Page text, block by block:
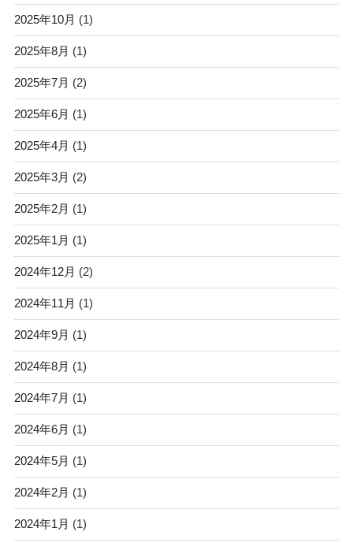
2025年10月 (1)
2025年8月 (1)
2025年7月 (2)
2025年6月 (1)
2025年4月 (1)
2025年3月 (2)
2025年2月 (1)
2025年1月 (1)
2024年12月 (2)
2024年11月 (1)
2024年9月 (1)
2024年8月 (1)
2024年7月 (1)
2024年6月 (1)
2024年5月 (1)
2024年2月 (1)
2024年1月 (1)